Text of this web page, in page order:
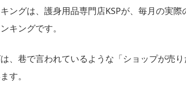
ングは、護身用品専門店KSPが、毎月の実際
キングです。
、巷で言われているような「ショップが売
す。